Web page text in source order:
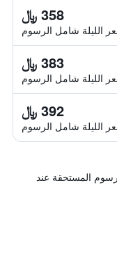
358 ﷼
الليلة شامل الرسوم
383 ﷼
الليلة شامل الرسوم
392 ﷼
الليلة شامل الرسوم
المستحقة عند